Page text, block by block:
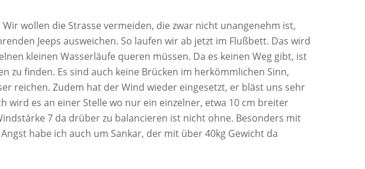
wollen die Strasse vermeiden, die zwar nicht unangenehm ist,
Jeeps ausweichen. So laufen wir ab jetzt im Flußbett. Das wird
kleinen Wasserläufe queren müssen. Da es keinen Weg gibt, ist
zu finden. Es sind auch keine Brücken im herkömmlichen Sinn,
reichen. Zudem hat der Wind wieder eingesetzt, er bläst uns sehr
wird es an einer Stelle wo nur ein einzelner, etwa 10 cm breiter
7 da drüber zu balancieren ist nicht ohne. Besonders mit
habe ich auch um Sankar, der mit über 40kg Gewicht da